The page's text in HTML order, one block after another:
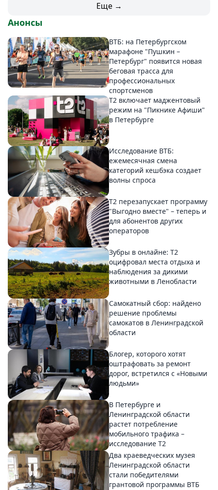
Еще →
Анонсы
ВТБ: на Петербургском
марафоне "Пушкин –
Петербург" появится новая
беговая трасса для
профессиональных
спортсменов
Т2 включает маджентовый
режим на "Пикнике Афиши"
в Петербурге
Исследование ВТБ:
ежемесячная смена
категорий кешбэка создает
волны спроса
Т2 перезапускает программу
"Выгодно вместе" – теперь и
для абонентов других
операторов
Зубры в онлайне: Т2
оцифровал места отдыха и
наблюдения за дикими
животными в Ленобласти
Самокатный сбор: найдено
решение проблемы
самокатов в Ленинградской
области
Блогер, которого хотят
оштрафовать за ремонт
дорог, встретился с «Новыми
людьми»
В Петербурге и
Ленинградской области
растет потребление
мобильного трафика –
исследование T2
Два краеведческих музея
Ленинградской области
стали победителями
грантовой программы ВТБ